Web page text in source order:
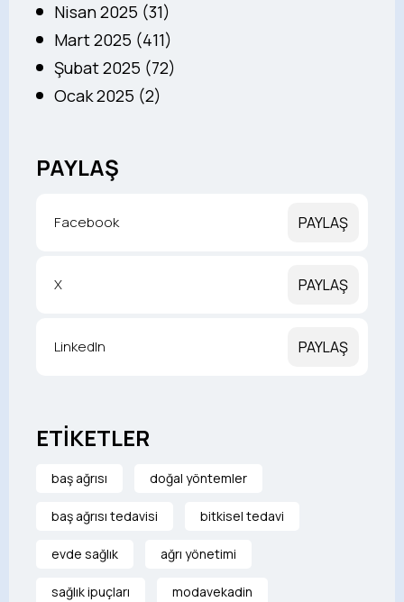
Nisan 2025 (31)
Mart 2025 (411)
Şubat 2025 (72)
Ocak 2025 (2)
PAYLAŞ
Facebook PAYLAŞ
X PAYLAŞ
LinkedIn PAYLAŞ
ETİKETLER
baş ağrısı doğal yöntemler
baş ağrısı tedavisi bitkisel tedavi
evde sağlık ağrı yönetimi
sağlık ipuçları modavekadin